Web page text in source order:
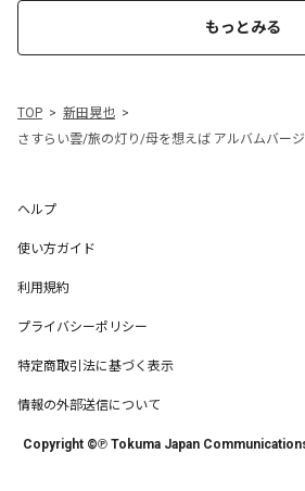
もっとみる
TOP
新田晃也
さすらい雲/旅の灯り/母を想えば アルバムバー
ヘルプ
使い方ガイド
利用規約
プライバシーポリシー
特定商取引法に基づく表示
情報の外部送信について
Copyright ©℗ Tokuma Japan